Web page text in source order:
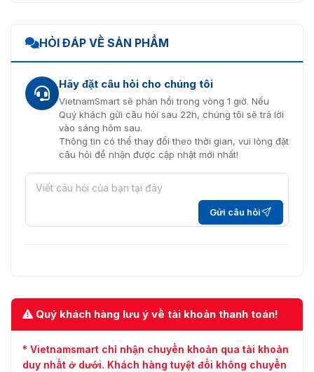
HỎI ĐÁP VỀ SẢN PHẨM
Hãy đặt câu hỏi cho chúng tôi
VietnamSmart sẽ phản hồi trong vòng 1 giờ. Nếu
Quý khách gửi câu hỏi sau 22h, chúng tôi sẽ trả lời
vào sáng hôm sau.
Thông tin có thể thay đổi theo thời gian, vui lòng đặt
câu hỏi để nhận được cập nhật mới nhất!
Gửi câu hỏi
Quý khách hàng lưu ý về tài khoản thanh toán!
* Vietnamsmart chỉ nhận chuyển khoản qua tài khoản
duy nhất ở dưới. Khách hàng tuyệt đối không chuyển